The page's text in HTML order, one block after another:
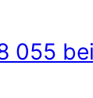
055